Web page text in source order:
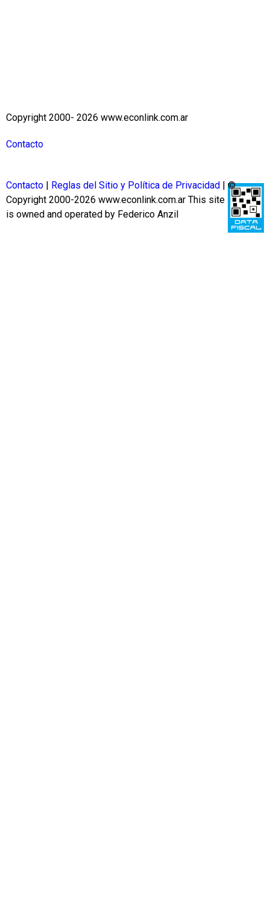
Copyright 2000- 2026 www.econlink.com.ar
Contacto
Contacto Reglas del Sitio y Política de Privacidad
| ©
Copyright 2000-2026 www.econlink.com.ar This site
is owned and operated by Federico Anzil